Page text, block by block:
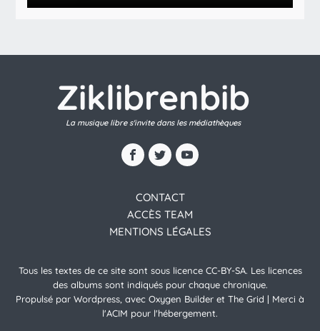
Ziklibrenbib
La musique libre s'invite dans les médiathèques
CONTACT
ACCÈS TEAM
MENTIONS LÉGALES
Tous les textes de ce site sont sous licence CC-BY-SA. Les licences
des albums sont indiqués pour chaque chronique.
Propulsé par Wordpress, avec Oxygen Builder et The Grid | Merci à
l'ACIM pour l'hébergement.